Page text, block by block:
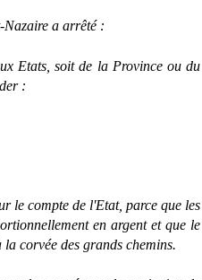
Nazaire a arrêté :
Etats, soit de la Province ou du
:
le compte de l'Etat, parce que les
en argent et que le
corvée des grands chemins.